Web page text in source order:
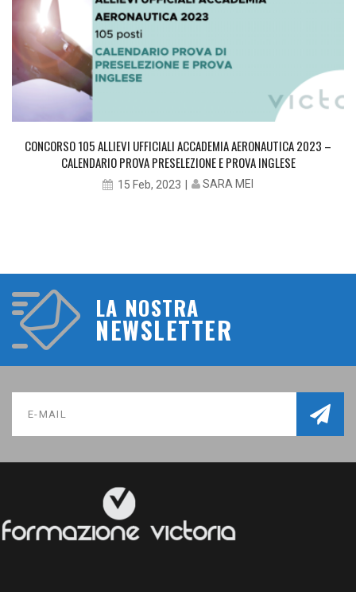
CONCORSO 105 ALLIEVI UFFICIALI ACCADEMIA AERONAUTICA 2023 –
CALENDARIO PROVA PRESELEZIONE E PROVA INGLESE
15 Feb, 2023 SARA MEI
LA NOSTRA
NEWSLETTER